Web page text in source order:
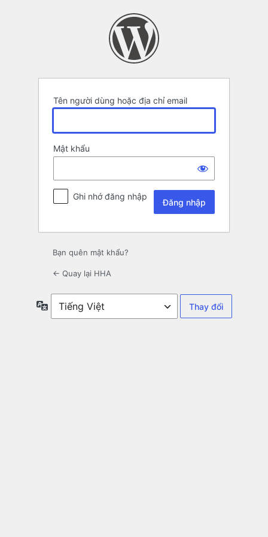
Tên người dùng hoặc địa chỉ email
Mật khẩu
Ghi nhớ đăng nhập
Bạn quên mật khẩu?
← Quay lại HHA
Ngôn
ngữ